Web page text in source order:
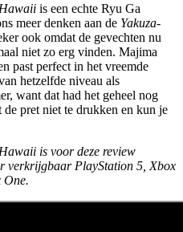
is een echte Ryu Ga
meer denken aan de Yakuza-
ook omdat de gevechten nu
niet zo erg vinden. Majima
past perfect in het vreemde
hetzelfde niveau als
want dat had het geheel nog
pret niet te drukken en kun je
is voor deze review
verkrijgbaar PlayStation 5, Xbox
One.